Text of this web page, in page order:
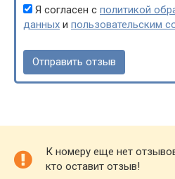
Я согласен с политикой
данных и пользовательским
К номеру еще нет
кто оставит отзыв!